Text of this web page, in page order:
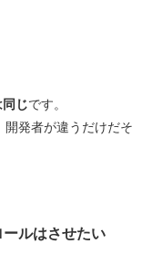
じです。
開発者が違うだけだそ
ルはさせたい